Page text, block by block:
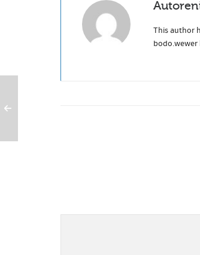
This author
bodo.wewer